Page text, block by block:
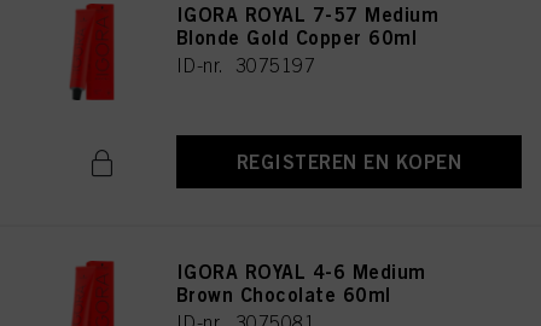
IGORA ROYAL 7-57 Medium
Blonde Gold Copper 60ml
ID-nr. 3075197
REGISTEREN EN KOPEN
IGORA ROYAL 4-6 Medium
Brown Chocolate 60ml